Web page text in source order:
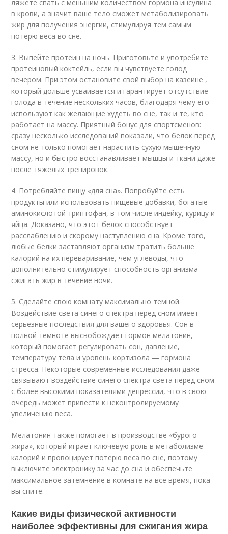
ляжете спать с меньшим количеством гормона инсулина
в крови, а значит ваше тело сможет метаболизировать
жир для получения энергии, стимулируя тем самым
потерю веса во сне.
3. Выпейте протеин на ночь. Приготовьте и употребите
протеиновый коктейль, если вы чувствуете голод
вечером. При этом остановите свой выбор наказеине ,
который дольше усваивается и гарантирует отсутствие
голода в течение нескольких часов, благодаря чему его
используют как желающие худеть во сне, так и те, кто
работает на массу. Приятный бонус для спортсменов:
сразу несколько исследований показали, что белок перед
сном не только помогает нарастить сухую мышечную
массу, но и быстро восстанавливает мышцы и ткани даже
после тяжелых тренировок.
4. Потребляйте пищу «для сна». Попробуйте есть
продукты или использовать пищевые добавки, богатые
аминокислотой триптофан, в том числе индейку, курицу и
яйца. Доказано, что этот белок способствует
расслаблению и скорому наступлению сна. Кроме того,
любые белки заставляют организм тратить больше
калорий на их переваривание, чем углеводы, что
дополнительно стимулирует способность организма
сжигать жир в течение ночи.
5. Сделайте свою комнату максимально темной.
Воздействие света синего спектра перед сном имеет
серьезные последствия для вашего здоровья. Сон в
полной темноте высвобождает гормон мелатонин,
который помогает регулировать сон, давление,
температуру тела и уровень кортизола — гормона
стресса. Некоторые современные исследования даже
связывают воздействие синего спектра света перед сном
с более высокими показателями депрессии, что в свою
очередь может привести к неконтролируемому
увеличению веса.
Мелатонин также помогает в производстве «бурого
жира», который играет ключевую роль в метаболизме
калорий и провоцирует потерю веса во сне, поэтому
выключите электронику за час до сна и обеспечьте
максимальное затемнение в комнате на все время, пока
вы спите.
Какие виды физической активности
наиболее эффективны для сжигания жира